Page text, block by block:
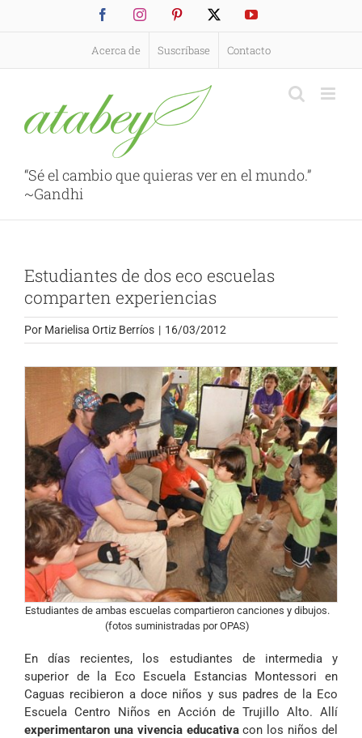
FacebookInstagramPinterest YouTube
Acerca de Suscríbase Contacto
“Sé el cambio que quieras ver en el mundo.”
~Gandhi
Estudiantes de dos eco escuelas
comparten experiencias
Por Marielisa Ortiz Berríos | 16/03/2012
Estudiantes de ambas escuelas compartieron canciones y dibujos.
(fotos suministradas por OPAS)
En días recientes, los estudiantes de intermedia y
superior de la Eco Escuela Estancias Montessori en
Caguas recibieron a doce niños y sus padres de la Eco
Escuela Centro Niños en Acción de Trujillo Alto. Allí
experimentaron una vivencia educativacon los niños del